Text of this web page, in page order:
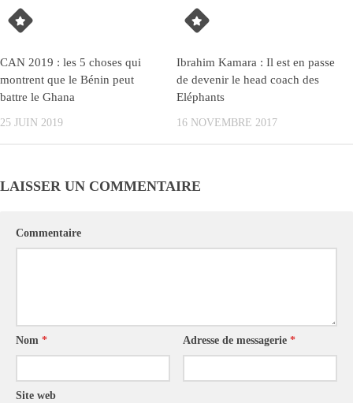
CAN 2019 : les 5 choses qui
montrent que le Bénin peut
battre le Ghana
25 JUIN 2019
Ibrahim Kamara : Il est en passe
de devenir le head coach des
Eléphants
16 NOVEMBRE 2017
LAISSER UN COMMENTAIRE
Commentaire
Nom * Adresse de messagerie*
Site web